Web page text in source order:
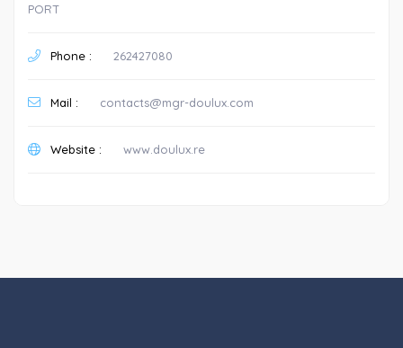
PORT
Phone : 262427080
Mail : contacts@mgr-doulux.com
Website : www.doulux.re